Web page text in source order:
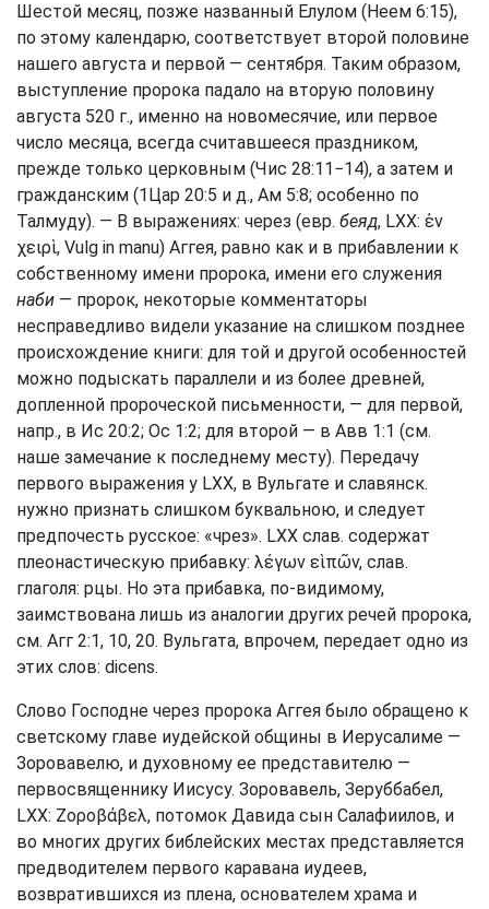
Шестой месяц, позже названный Елулом (Неем 6:15),
по этому календарю, соответствует второй половине
нашего августа и первой — сентября. Таким образом,
выступление пророка падало на вторую половину
августа 520 г., именно на новомесячие, или первое
число месяца, всегда считавшееся праздником,
прежде только церковным (Чис 28:11−14), а затем и
гражданским (1Цар 20:5 и д., Ам 5:8; особенно по
Талмуду). — В выражениях: через (евр. беяд, LXX: ἐν
χειρὶ, Vulg in manu) Аггея, равно как и в прибавлении к
собственному имени пророка, имени его служения
наби — пророк, некоторые комментаторы
несправедливо видели указание на слишком позднее
происхождение книги: для той и другой особенностей
можно подыскать параллели и из более древней,
допленной пророческой письменности, — для первой,
напр., в Ис 20:2; Ос 1:2; для второй — в Авв 1:1 (см.
наше замечание к последнему месту). Передачу
первого выражения у LXX, в Вульгате и славянск.
нужно признать слишком буквальною, и следует
предпочесть русское: «чрез». LXX слав. содержат
плеонастическую прибавку: λέγων εὶπῶν, слав.
глаголя: рцы. Но эта прибавка, по-видимому,
заимствована лишь из аналогии других речей пророка,
см. Агг 2:1, 10, 20. Вульгата, впрочем, передает одно из
этих слов: dicens.
Слово Господне через пророка Аггея было обращено к
светскому главе иудейской общины в Иерусалиме —
Зоровавелю, и духовному ее представителю —
первосвященнику Иисусу. Зоровавель, Зеруббабел,
LXX: Ζοροβάβελ, потомок Давида сын Салафиилов, и
во многих других библейских местах представляется
предводителем первого каравана иудеев,
возвратившихся из плена, основателем храма и